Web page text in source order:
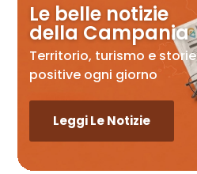
Le belle notizie
della Campania
Territorio, turismo e storie
positive ogni giorno
Leggi Le Notizie